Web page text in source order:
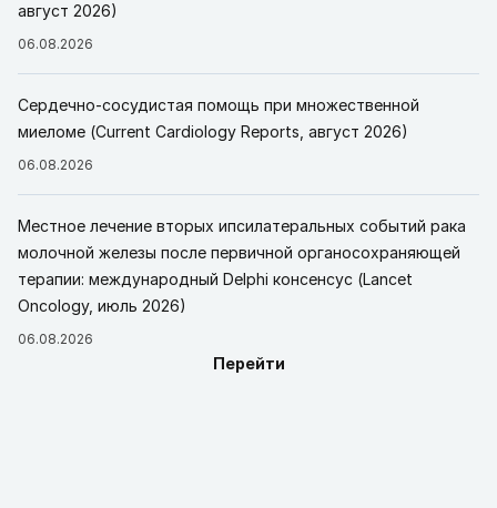
август 2026)
06.08.2026
Сердечно-сосудистая помощь при множественной
миеломе (Current Cardiology Reports, август 2026)
06.08.2026
Местное лечение вторых ипсилатеральных событий рака
молочной железы после первичной органосохраняющей
терапии: международный Delphi консенсус (Lancet
Oncology, июль 2026)
06.08.2026
Перейти